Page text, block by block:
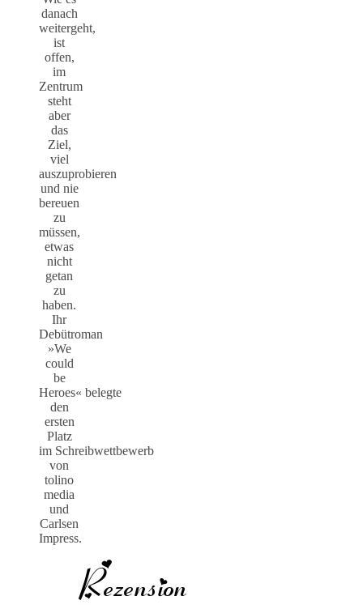
danach
weitergeht,
ist
offen,
im
Zentrum
steht
aber
das
Ziel,
viel
auszuprobieren
und nie
bereuen
zu
müssen,
etwas
nicht
getan
zu
haben.
Ihr
Debütroman
»We
could
be
Heroes« belegte
den
ersten
Platz
im Schreibwettbewerb
von
tolino
media
und
Carlsen
Impress.